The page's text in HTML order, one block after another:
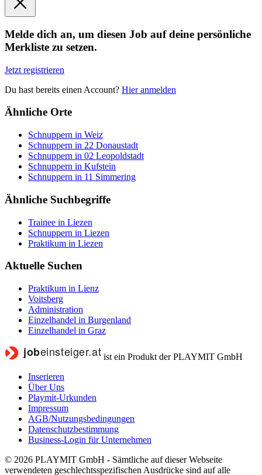
Melde dich an, um diesen Job auf deine persönliche
Merkliste zu setzen.
Jetzt registrieren
Du hast bereits einen Account? Hier anmelden
Ähnliche Orte
Schnuppern in Weiz
Schnuppern in 22 Donaustadt
Schnuppern in 02 Leopoldstadt
Schnuppern in Kufstein
Schnuppern in 11 Simmering
Ähnliche Suchbegriffe
Trainee in Liezen
Schnuppern in Liezen
Praktikum in Liezen
Aktuelle Suchen
Praktikum in Lienz
Voitsberg
Administration
Einzelhandel in Burgenland
Einzelhandel in Graz
ist ein Produkt der PLAYMIT GmbH
Inserieren
Über Uns
Playmit-Urkunden
Impressum
AGB/Nutzungsbedingungen
Datenschutzbestimmung
Business-Login für Unternehmen
© 2026 PLAYMIT GmbH - Sämtliche auf dieser Webseite
verwendeten geschlechtsspezifischen Ausdrücke sind auf alle